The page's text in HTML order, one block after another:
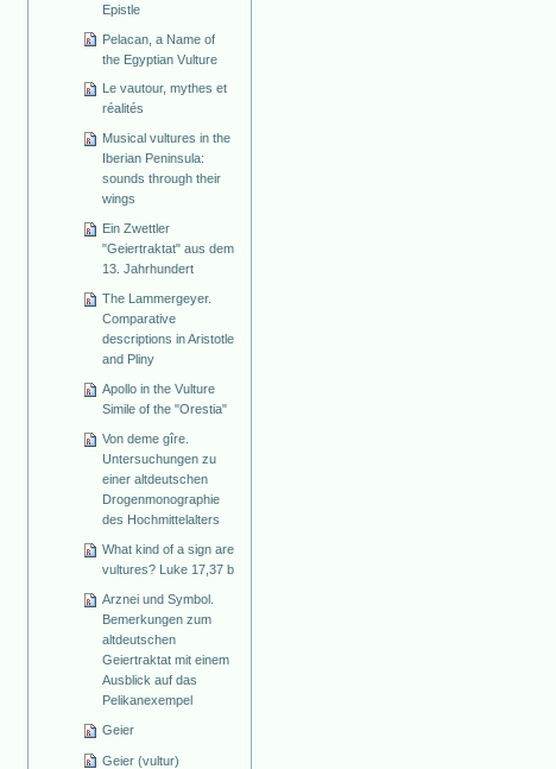
Epistle
Pelacan, a Name of
the Egyptian Vulture
Le vautour, mythes et
réalités
Musical vultures in the
Iberian Peninsula:
sounds through their
wings
Ein Zwettler
"Geiertraktat" aus dem
13. Jahrhundert
The Lammergeyer.
Comparative
descriptions in Aristotle
and Pliny
Apollo in the Vulture
Simile of the "Orestia"
Von deme gîre.
Untersuchungen zu
einer altdeutschen
Drogenmonographie
des Hochmittelalters
What kind of a sign are
vultures? Luke 17,37 b
Arznei und Symbol.
Bemerkungen zum
altdeutschen
Geiertraktat mit einem
Ausblick auf das
Pelikanexempel
Geier
Geier (vultur)